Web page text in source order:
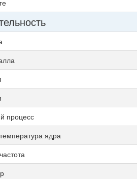
процесс
ядра